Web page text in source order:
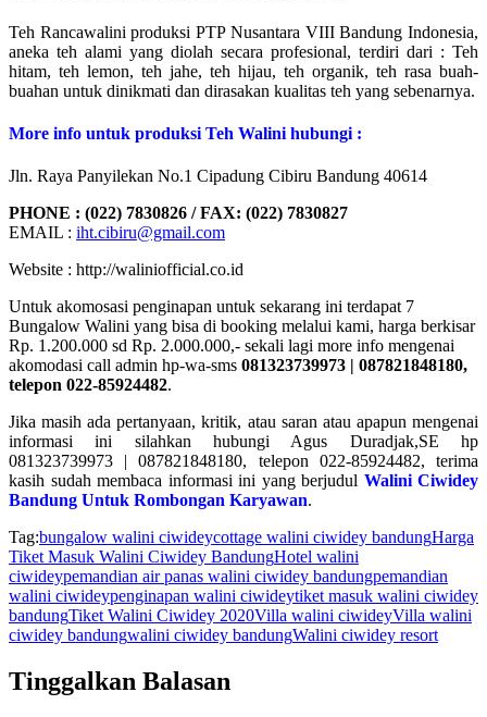
Teh Rancawalini produksi PTP Nusantara VIII Bandung Indonesia,
aneka teh alami yang diolah secara profesional, terdiri dari : Teh
hitam, teh lemon, teh jahe, teh hijau, teh organik, teh rasa buah-
buahan untuk dinikmati dan dirasakan kualitas teh yang sebenarnya.
More info untuk produksi Teh Walini hubungi :
Jln. Raya Panyilekan No.1 Cipadung Cibiru Bandung 40614
PHONE : (022) 7830826 / FAX: (022) 7830827
EMAIL : iht.cibiru@gmail.com
Website : http://waliniofficial.co.id
Untuk akomosasi penginapan untuk sekarang ini terdapat 7
Bungalow Walini yang bisa di booking melalui kami, harga berkisar
Rp. 1.200.000 sd Rp. 2.000.000,- sekali lagi more info mengenai
akomodasi call admin hp-wa-sms 081323739973 | 087821848180,
telepon 022-85924482.
Jika masih ada pertanyaan, kritik, atau saran atau apapun mengenai
informasi ini silahkan hubungi Agus Duradjak,SE hp
081323739973 | 087821848180, telepon 022-85924482, terima
kasih sudah membaca informasi ini yang berjudul Walini Ciwidey
Bandung Untuk Rombongan Karyawan.
Tag:bungalow walini ciwideycottage walini ciwidey bandungHarga
Tiket Masuk Walini Ciwidey BandungHotel walini
ciwideypemandian air panas walini ciwidey bandungpemandian
walini ciwideypenginapan walini ciwideytiket masuk walini ciwidey
bandungTiket Walini Ciwidey 2020Villa walini ciwideyVilla walini
ciwidey bandungwalini ciwidey bandungWalini ciwidey resort
Tinggalkan Balasan